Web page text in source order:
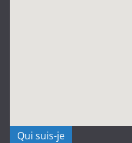
Qui suis-je